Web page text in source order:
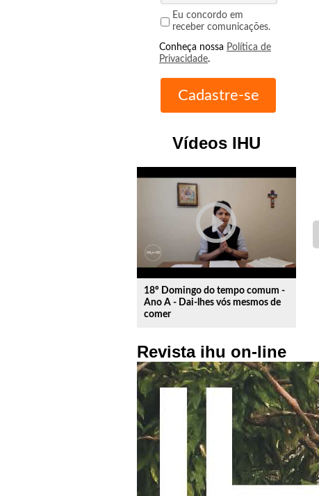
Eu concordo em
receber comunicações.
Conheça nossa Política de
Privacidade.
Vídeos IHU
play_circle_outline
18º Domingo do tempo comum -
Ano A - Dai-lhes vós mesmos de
comer
Revista ihu on-line